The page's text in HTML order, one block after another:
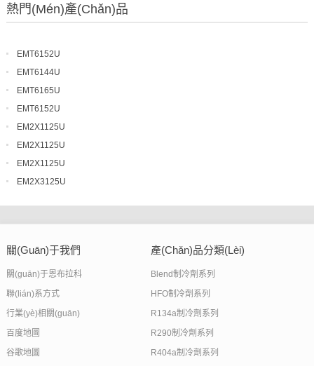
熱門(mén)產(chǎn)品
EMT6152U
EMT6144U
EMT6165U
EMT6152U
EM2X1125U
EM2X1125U
EM2X1125U
EM2X3125U
關(guān)于我們
關(guān)于恩布拉科
聯(lián)系方式
行業(yè)相關(guān)
百度地圖
谷歌地圖
產(chǎn)品分類(lèi)
Blend制冷劑系列
HFO制冷劑系列
R134a制冷劑系列
R290制冷劑系列
R404a制冷劑系列